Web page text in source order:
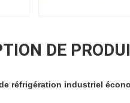
DE
réfrigération industriel